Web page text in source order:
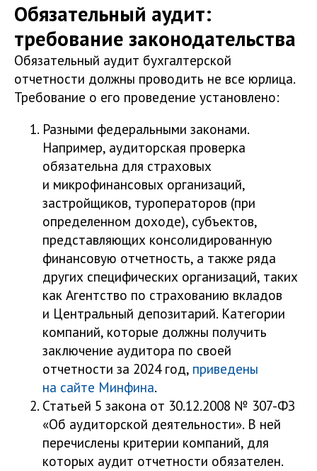
Обязательный аудит:
требование законодательства
Обязательный аудит бухгалтерской
отчетности должны проводить не все юрлица.
Требование о его проведение установлено:
Разными федеральными законами.
Например, аудиторская проверка
обязательна для страховых
и микрофинансовых организаций,
застройщиков, туроператоров (при
определенном доходе), субъектов,
представляющих консолидированную
финансовую отчетность, а также ряда
других специфических организаций, таких
как Агентство по страхованию вкладов
и Центральный депозитарий. Категории
компаний, которые должны получить
заключение аудитора по своей
отчетности за 2024 год, приведены
на сайте Минфина.
Статьей 5 закона от 30.12.2008 № 307-ФЗ
«Об аудиторской деятельности». В ней
перечислены критерии компаний, для
которых аудит отчетности обязателен.